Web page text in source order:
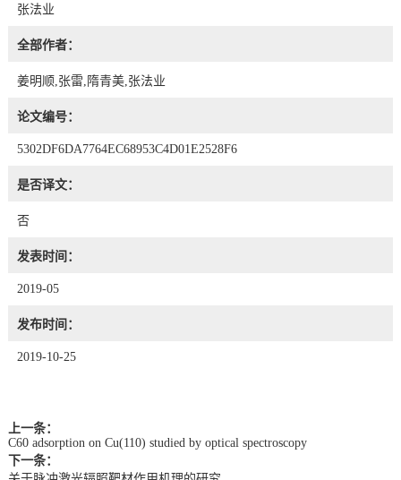
张法业
全部作者：
姜明顺,张雷,隋青美,张法业
论文编号：
5302DF6DA7764EC68953C4D01E2528F6
是否译文：
否
发表时间：
2019-05
发布时间：
2019-10-25
上一条：
C60 adsorption on Cu(110) studied by optical spectroscopy
下一条：